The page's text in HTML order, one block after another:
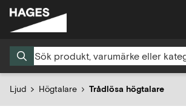
Ljud Högtalare Trådlösa högtalare